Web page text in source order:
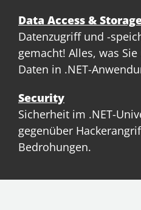
Data Access &
Datenzugriff und -
gemacht! Alles, was
Daten in .NET-
Security
Sicherheit im .NET-
gegenüber
Bedrohungen.